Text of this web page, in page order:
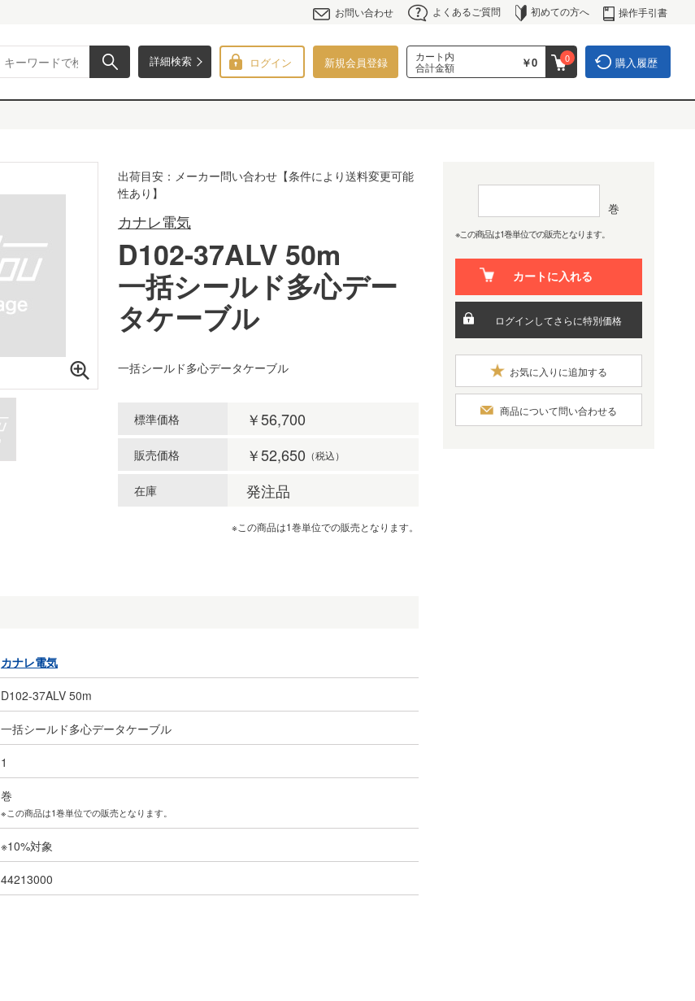
お問い合わせ よくあるご質問 初めての方へ 操作手引書
詳細検索 ログイン 新規会員登録
カート内
合計金額
￥0 0 購入履歴
出荷目安：メーカー問い合わせ【条件により送料変更可能
性あり】
カナレ電気
D102-37ALV 50m
一括シールド多心デー
タケーブル
一括シールド多心データケーブル
標準価格 ￥56,700
販売価格 ￥52,650 （税込）
在庫 発注品
※この商品は1巻単位での販売となります。
カナレ電気
D102-37ALV 50m
一括シールド多心データケーブル
1
巻
※この商品は1巻単位での販売となります。
※10%対象
44213000
巻
※この商品は1巻単位での販売となります。
カートに入れる
ログインしてさらに特別価格
お気に入りに追加する
商品について問い合わせる